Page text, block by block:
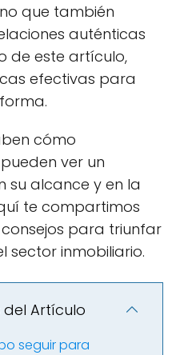
que también
auténticas
de este artículo,
efectivas para
cómo
ver un
su alcance y en la
te compartimos
para triunfar
sector inmobiliario.
Artículo
seguir para